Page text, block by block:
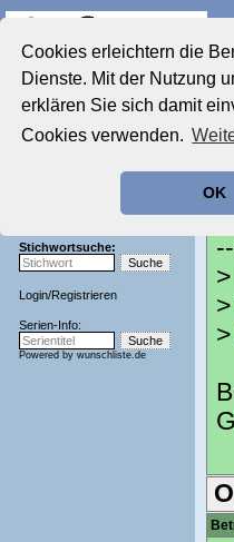
Cookies erleichtern die
Dienste. Mit der Nutzung
erklären Sie sich damit
Cookies verwenden.
OK
Startseite
Aktuelles Forum
Film-Forum
Zeichentrick-Forum
Stichwortsuche:
Login/Registrieren
Serien-Info:
Powered by wunschliste.de